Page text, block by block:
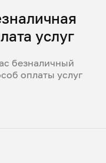
услуг
безналичный
оплаты услуг